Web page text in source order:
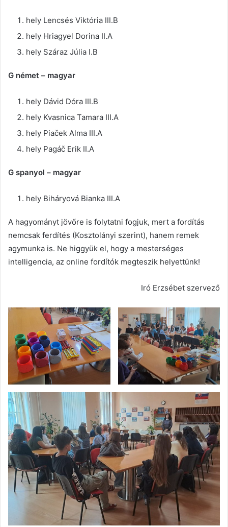
hely Lencsés Viktória III.B
hely Hriagyel Dorina II.A
hely Száraz Júlia I.B
G német – magyar
hely Dávid Dóra III.B
hely Kvasnica Tamara III.A
hely Piaček Alma III.A
hely Pagáč Erik II.A
G spanyol – magyar
hely Biháryová Bianka III.A
A hagyományt jövőre is folytatni fogjuk, mert a fordítás
nemcsak ferdítés (Kosztolányi szerint), hanem remek
agymunka is. Ne higgyük el, hogy a mesterséges
intelligencia, az online fordítók megteszik helyettünk!
Iró Erzsébet szervező